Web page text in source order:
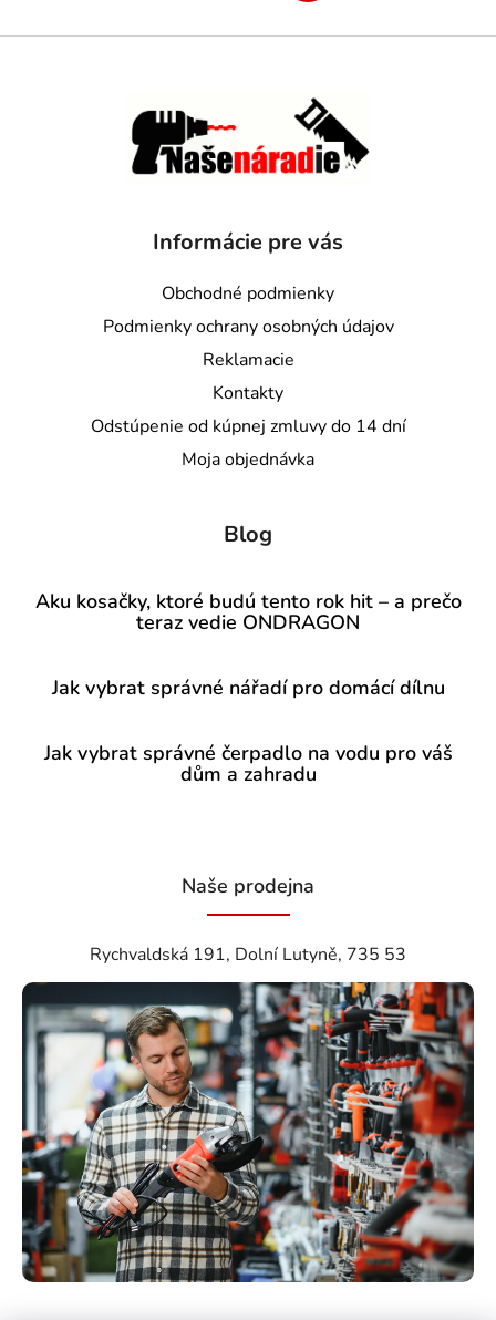
Informácie pre vás
Obchodné podmienky
Podmienky ochrany osobných údajov
Reklamacie
Kontakty
Odstúpenie od kúpnej zmluvy do 14 dní
Moja objednávka
Blog
Aku kosačky, ktoré budú tento rok hit – a prečo
teraz vedie ONDRAGON
Jak vybrat správné nářadí pro domácí dílnu
Jak vybrat správné čerpadlo na vodu pro váš
dům a zahradu
Naše prodejna
Rychvaldská 191, Dolní Lutyně, 735 53